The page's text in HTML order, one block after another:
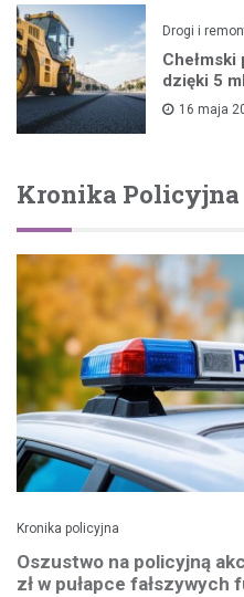
Drogi i
dzięki 5
16 maja
Kronika Policyjna
Kronika policyjna
Oszustwo na policyjną
zł w pułapce